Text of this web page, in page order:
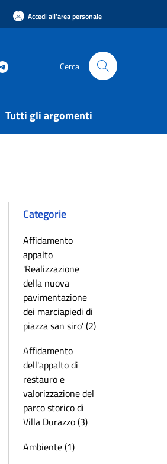
Accedi all'area personale
Cerca
Tutti gli argomenti
Categorie
Affidamento
appalto
'Realizzazione
della nuova
pavimentazione
dei marciapiedi di
piazza san siro' (2)
Affidamento
dell'appalto di
restauro e
valorizzazione del
parco storico di
Villa Durazzo (3)
Ambiente (1)